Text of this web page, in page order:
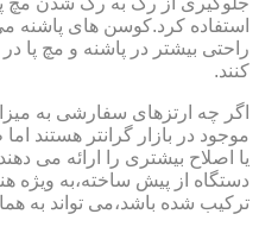
استفاده کرد.کوسن های پاشنه
راحتی بیشتر در پاشنه و مچ پا
کنند.
اگر چه ارتزهای سفارشی به
موجود در بازار گرانتر هستند
یا اصلاح بیشتری را ارائه می
دستگاه از پیش ساخته،به ویژه
ترکیب شده باشد،می تواند به